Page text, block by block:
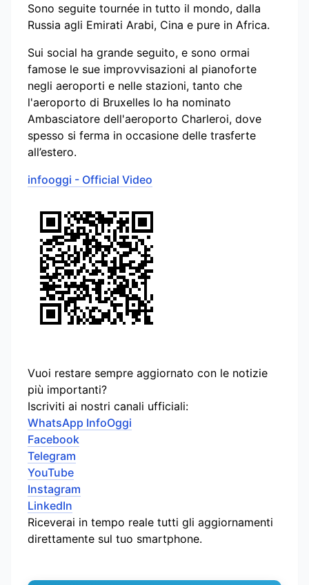
Sono seguite tournée in tutto il mondo, dalla
Russia agli Emirati Arabi, Cina e pure in Africa.
Sui social ha grande seguito, e sono ormai
famose le sue improvvisazioni al pianoforte
negli aeroporti e nelle stazioni, tanto che
l'aeroporto di Bruxelles lo ha nominato
Ambasciatore dell'aeroporto Charleroi, dove
spesso si ferma in occasione delle trasferte
all’estero.
infooggi - Official Video
Vuoi restare sempre aggiornato con le notizie
più importanti?
Iscriviti ai nostri canali ufficiali:
WhatsApp InfoOggi
Facebook
Telegram
YouTube
Instagram
LinkedIn
Riceverai in tempo reale tutti gli aggiornamenti
direttamente sul tuo smartphone.